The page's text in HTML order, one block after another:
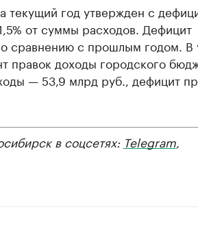
текущий год утвержден с
от суммы расходов. Дефицит
сравнению с прошлым годом. В
правок доходы городского
— 53,9 млрд руб., дефицит
в соцсетях: Telegram,